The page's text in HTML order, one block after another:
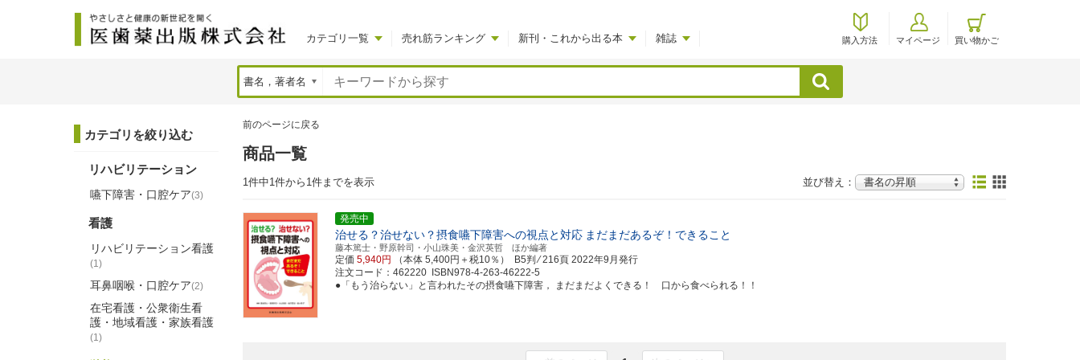
カテゴリ一覧 売れ筋ランキング 新刊・これから出る本 雑誌 購入方法 マイページ 買い物かご
検索
前のページに戻る
商品一覧
1件中1件から1件までを表示 並び替え：
発売中
治せる？治せない？摂食嚥下障害への視点と対応 まだまだあるぞ！できること
藤本篤士・野原幹司・小山珠美・金沢英哲 ほか編著
定価 5,940円 （本体 5,400円＋税10％） B5判 ⁄ 216頁 2022年9月発行
注文コード：462220 ISBN978-4-263-46222-5
●「もう治らない」と言われたその摂食嚥下障害， まだまだよくできる！ 口から食べられる！！
カテゴリを絞り込む
リハビリテーション
嚥下障害・口腔ケア(3)
看護
リハビリテーション看護
(1)
耳鼻咽喉・口腔ケア(2)
在宅看護・公衆衛生看
護・地域看護・家族看護
(1)